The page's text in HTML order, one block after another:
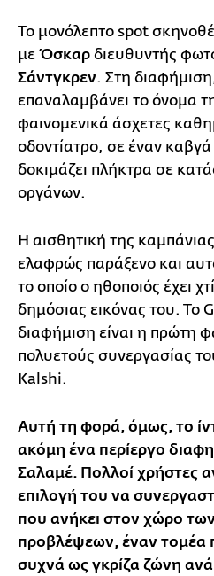
Το μονόλεπτο spot
με Όσκαρ διευθυντής
Σάντγκρεν. Στη
επαναλαμβάνει το όνομα
φαινομενικά άσχετες
οδοντίατρο, σε έναν καβγά
δοκιμάζει πλήκτρα σε
οργάνων.
Η αισθητική της
ελαφρώς παράξενο και
το οποίο ο ηθοποιός έχει
δημόσιας εικόνας του. Το
διαφήμιση είναι η πρώτη
πολυετούς συνεργασίας
Kalshi.
Αυτή τη φορά, όμως, το
ακόμη ένα περίεργο
Σαλαμέ. Πολλοί χρήστες
επιλογή του να
που ανήκει στον χώρο
προβλέψεων, έναν τομέα
συχνά ως γκρίζα ζώνη